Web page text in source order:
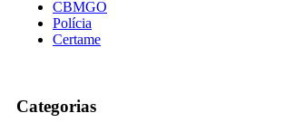
CBMGO
Polícia
Certame
Categorias